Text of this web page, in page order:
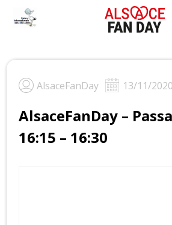
AlsaceFanDay 13/11/2020
AlsaceFanDay –
16:15 – 16:30